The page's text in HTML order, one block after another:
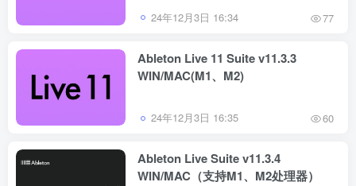
24年12月3日 16:34 77
Ableton Live 11 Suite v11.3.3
WIN/MAC(M1、M2)
24年12月3日 16:35 60
Ableton Live Suite v11.3.4
WIN/MAC（支持M1、M2处理器）